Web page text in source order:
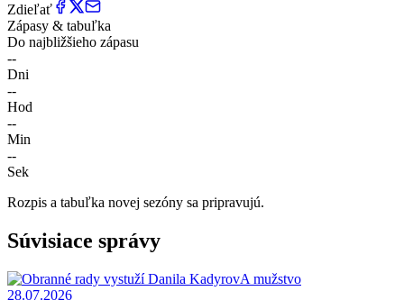
Zdieľať
Zápasy & tabuľka
Do najbližšieho zápasu
--
Dni
--
Hod
--
Min
--
Sek
Rozpis a tabuľka novej sezóny sa pripravujú.
Súvisiace správy
A mužstvo
28.07.2026